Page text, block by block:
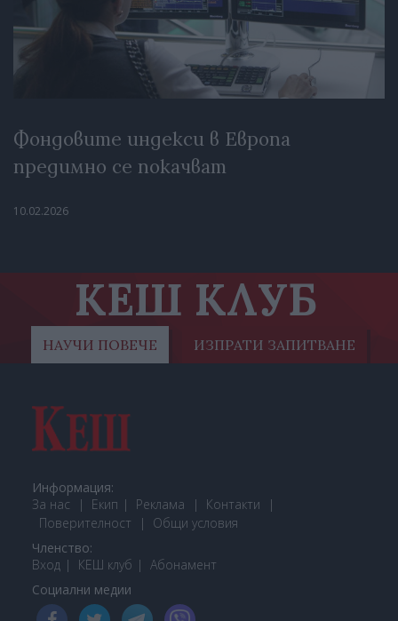
Фондовите индекси в Европа
предимно се покачват
10.02.2026
КЕШ КЛУБ
НАУЧИ ПОВЕЧЕ ИЗПРАТИ ЗАПИТВАНЕ
Информация:
За нас
Екип Реклама
Контакти
Поверителност
Общи условия
Членство:
Вход
КЕШ клуб Абонамент
Социални медии